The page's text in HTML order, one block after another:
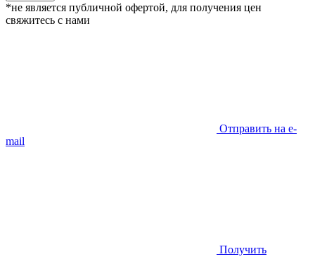
*не является публичной офертой, для получения цен
свяжитесь с нами
Отправить на e-
mail
Получить